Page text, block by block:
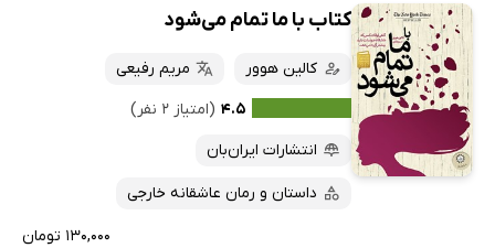
کتاب با ما تمام می‌شود
کالین هوور
مریم رفیعی
۴.۵ (امتیاز ۲ نفر)
انتشارات ایران‌بان
داستان و رمان عاشقانه خارجی
۱۳۰,۰۰۰ تومان